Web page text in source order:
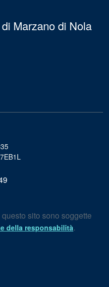
Marzano di Nola
sito sono soggette
della responsabilità.